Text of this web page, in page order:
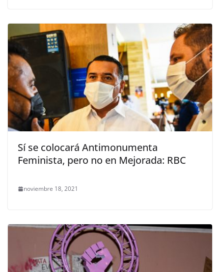
Sí se colocará Antimonumenta
Feminista, pero no en Mejorada: RBC
noviembre 18, 2021